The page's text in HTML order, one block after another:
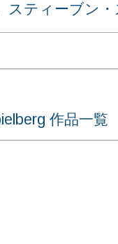
スティーブン
作品一覧